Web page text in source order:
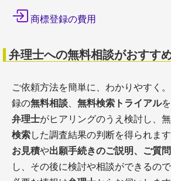
商標登録の費用
弁理士への無料相談がおすす
ご依頼方法を簡単に、わかりやすく
録の無料相談 無料検索トライアル
弁理士がヒアリングのうえ検討し、
検索した調査結果の判断を得られます
お見積や出願手続きのご説明、ご質
し、その後に検討や相談ができるので